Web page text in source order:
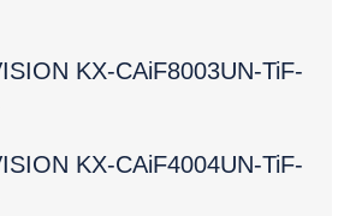
KX-CAiF8003UN-TiF-
KX-CAiF4004UN-TiF-